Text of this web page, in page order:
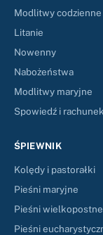
Modlitwy codzienne
Litanie
Nowenny
Nabożeństwa
Modlitwy maryjne
Spowiedź i
ŚPIEWNIK
Kolędy i pastorałki
Pieśni maryjne
Pieśni wielkopostne
Pieśni